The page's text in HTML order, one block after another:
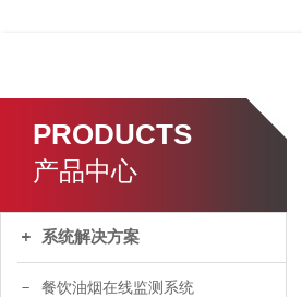
PRODUCTS
产品中心
系统解决方案
餐饮油烟在线监测系统